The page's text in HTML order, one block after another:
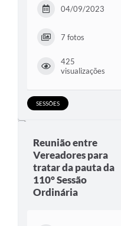
Emendas Impositivas
Plano de Contratação Anual
Contato
Concursos e Processos Seletivos
Galeria de Presidentes
Galeria de Prefeitos
Galeria de Fotos
04/09/2023
7 fotos
425
visualizações
SESSÕES
Reunião entre
Vereadores para
tratar da pauta da
110° Sessão
Ordinária